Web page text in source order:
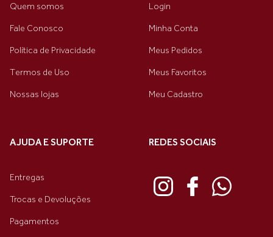
Quem somos
Fale Conosco
Política de Privacidade
Termos de Uso
Nossas lojas
Login
Minha Conta
Meus Pedidos
Meus Favoritos
Meu Cadastro
AJUDA E SUPORTE
Entregas
Trocas e Devoluções
Pagamentos
REDES SOCIAIS